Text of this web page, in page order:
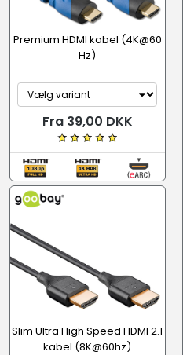
Premium HDMI kabel (4K@60
Hz)
Fra 39,00 DKK
Slim Ultra High Speed HDMI 2.1
kabel (8K@60hz)